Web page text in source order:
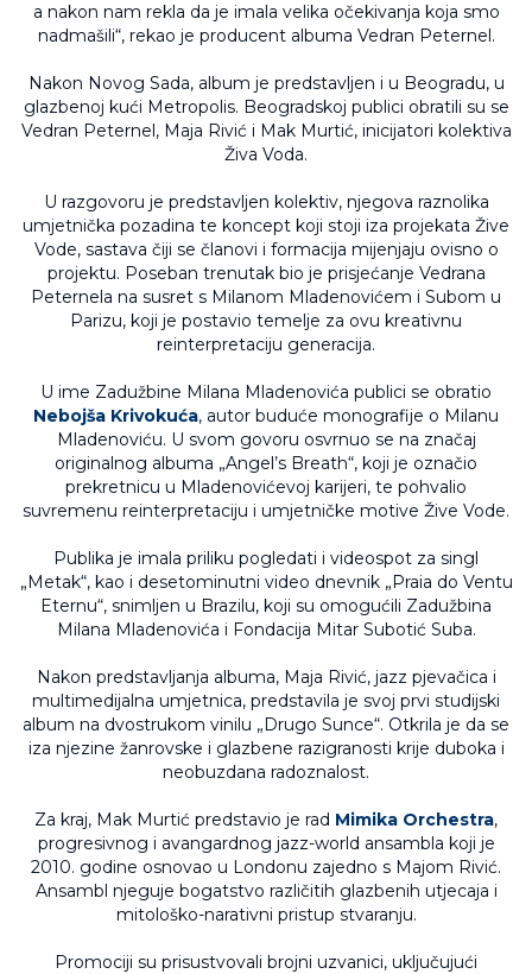
a nakon nam rekla da je imala velika očekivanja koja smo
nadmašili“, rekao je producent albuma Vedran Peternel.
Nakon Novog Sada, album je predstavljen i u Beogradu, u
glazbenoj kući Metropolis. Beogradskoj publici obratili su se
Vedran Peternel, Maja Rivić i Mak Murtić, inicijatori kolektiva
Živa Voda.
U razgovoru je predstavljen kolektiv, njegova raznolika
umjetnička pozadina te koncept koji stoji iza projekata Žive
Vode, sastava čiji se članovi i formacija mijenjaju ovisno o
projektu. Poseban trenutak bio je prisjećanje Vedrana
Peternela na susret s Milanom Mladenovićem i Subom u
Parizu, koji je postavio temelje za ovu kreativnu
reinterpretaciju generacija.
U ime Zadužbine Milana Mladenovića publici se obratio
Nebojša Krivokuća, autor buduće monografije o Milanu
Mladenoviću. U svom govoru osvrnuo se na značaj
originalnog albuma „Angel’s Breath“, koji je označio
prekretnicu u Mladenovićevoj karijeri, te pohvalio
suvremenu reinterpretaciju i umjetničke motive Žive Vode.
Publika je imala priliku pogledati i videospot za singl
„Metak“, kao i desetominutni video dnevnik „Praia do Ventu
Eternu“, snimljen u Brazilu, koji su omogućili Zadužbina
Milana Mladenovića i Fondacija Mitar Subotić Suba.
Nakon predstavljanja albuma, Maja Rivić, jazz pjevačica i
multimedijalna umjetnica, predstavila je svoj prvi studijski
album na dvostrukom vinilu „Drugo Sunce“. Otkrila je da se
iza njezine žanrovske i glazbene razigranosti krije duboka i
neobuzdana radoznalost.
Za kraj, Mak Murtić predstavio je rad Mimika Orchestra,
progresivnog i avangardnog jazz-world ansambla koji je
2010. godine osnovao u Londonu zajedno s Majom Rivić.
Ansambl njeguje bogatstvo različitih glazbenih utjecaja i
mitološko-narativni pristup stvaranju.
Promociji su prisustvovali brojni uzvanici, uključujući